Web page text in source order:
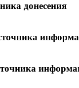
донесения